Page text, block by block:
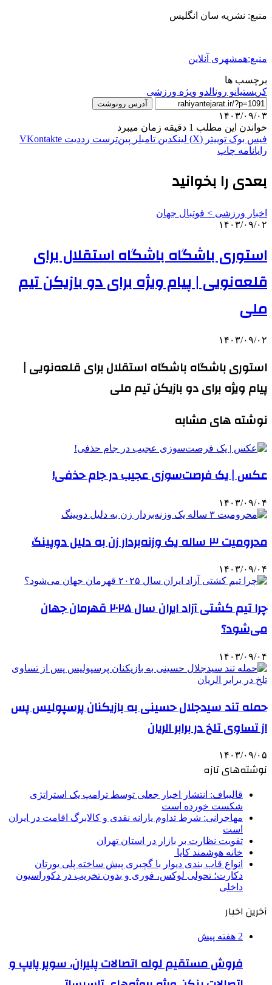
منبع: نشریه سان انگلیس
منبع:همشهری آنلاین
برچسب ها
کریستیانو رونالدو ویژه ورزشی
آدرس رونوشت
۱۴۰۳/۰۹/۰۳
خواندن این مطلب 1 دقیقه زمان میبرد
فیس بوک توییتر (X) لینکدین ‫تامبلر ‫پین‌ترست ‫رددیت ‫VKontakte
رایانامه چاپ
بعدی را بخوانید
اخبار ورزشی > فوتبال جهان
۱۴۰۳/۰۹/۰۲
استوری باشگاه باشگاه استقلال برای
قلعه‌نویی | پیام ویژه برای دو بازیکن تیم
ملی
۱۴۰۳/۰۹/۰۲
استوری باشگاه باشگاه استقلال برای قلعه‌نویی |
پیام ویژه برای دو بازیکن تیم ملی
نوشته های مشابه
عکس | یک فرصت‌سوزی عجیب‌ در جام حذفی!
۱۴۰۳/۰۹/۰۴
محرومیت ۳ ساله یک وزنه‌بردار زن به دلیل دوپینگ
۱۴۰۳/۰۹/۰۴
چرا تیم کشتی آزاد ایران سال ۲۰۲۵ قهرمان جهان
می‌شود؟
۱۴۰۳/۰۹/۰۴
حمله تند سیدجلال حسینی به بازیکنان پرسپولیس پس
از تساوی تلخ در برابر الریان
۱۴۰۳/۰۹/۰۵
نوشته‌های تازه
قالیباف: انتشار اخبار جعلی توسط ترامپ یک استراتژی
شکست خورده است
مهاجرانی: شرط تداوم یارانه نقدی و کالابرگ اقامت در ایران
است
تقویت نظارت بر بازار در استان تهران
خانه هوشمند کایا
انواع قاب بندی دیوار با گچبری پیش ساخته پلی یورتان
دکارت؛ تحولی لوکس، فوری و بدون تخریب در دکوراسیون
داخلی
آخرین اخبار
2 هفته پیش
فروش مستقیم لوله اتصالات پلیران، سوپر پایپ و